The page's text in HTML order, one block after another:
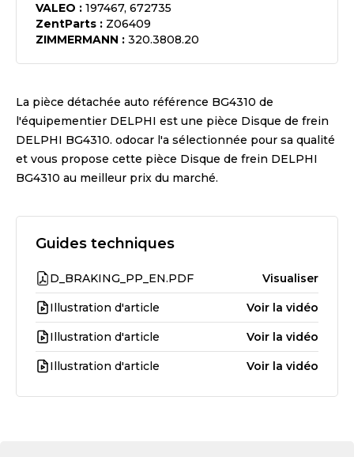
VALEO : 197467, 672735
ZentParts : Z06409
ZIMMERMANN : 320.3808.20
La pièce détachée auto référence BG4310 de
l'équipementier DELPHI est une pièce Disque de frein
DELPHI BG4310. odocar l'a sélectionnée pour sa qualité
et vous propose cette pièce Disque de frein DELPHI
BG4310 au meilleur prix du marché.
Guides techniques
D_BRAKING_PP_EN.PDF Visualiser
Illustration d'article Voir la vidéo
Illustration d'article Voir la vidéo
Illustration d'article Voir la vidéo